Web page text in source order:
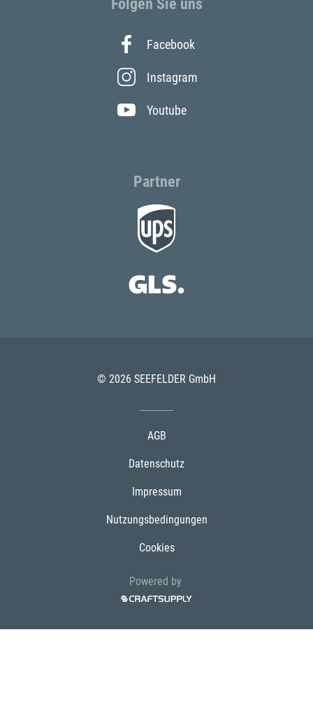
Folgen Sie uns
Facebook
Instagram
Youtube
Partner
© 2026 SEEFELDER GmbH
AGB
Datenschutz
Impressum
Nutzungsbedingungen
Cookies
Powered by